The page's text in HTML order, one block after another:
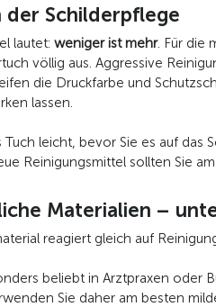
der Schilderpflege
lautet: weniger ist mehr. Für die
völlig aus. Aggressive
die Druckfarbe und
lassen.
Tuch leicht, bevor Sie es auf das
Reinigungsmittel sollten Sie
Materialien –
reagiert gleich auf
beliebt in Arztpraxen oder
Sie daher am besten